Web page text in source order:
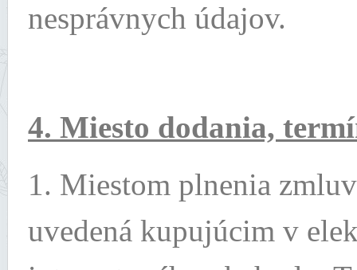
nesprávnych údajov.
4. Miesto dodania,
1. Miestom plnenia
uvedená kupujúcim v